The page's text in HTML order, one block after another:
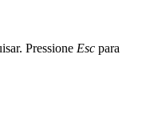
Pressione Esc para